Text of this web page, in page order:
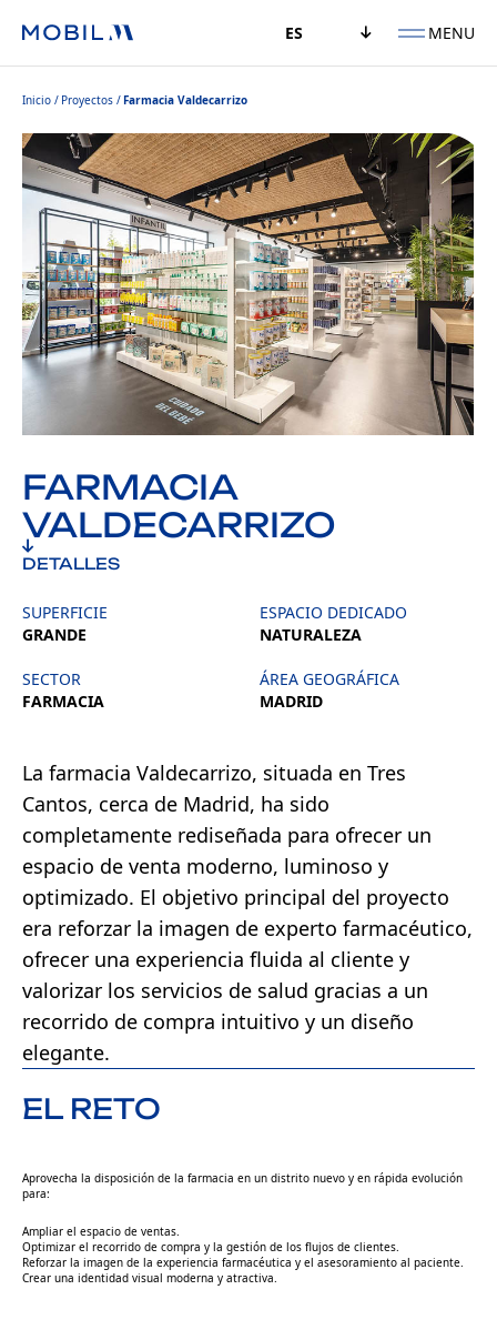
ES MENU
Inicio Proyectos Farmacia Valdecarrizo
FARMACIA
VALDECARRIZO
DETALLES
SUPERFICIE
GRANDE
ESPACIO DEDICADO
NATURALEZA
SECTOR
FARMACIA
ÁREA GEOGRÁFICA
MADRID
La farmacia Valdecarrizo, situada en Tres
Cantos, cerca de Madrid, ha sido
completamente rediseñada para ofrecer un
espacio de venta moderno, luminoso y
optimizado. El objetivo principal del proyecto
era reforzar la imagen de experto farmacéutico,
ofrecer una experiencia fluida al cliente y
valorizar los servicios de salud gracias a un
recorrido de compra intuitivo y un diseño
elegante.
EL RETO
Aprovecha la disposición de la farmacia en un distrito nuevo y en rápida evolución
para:
Ampliar el espacio de ventas.
Optimizar el recorrido de compra y la gestión de los flujos de clientes.
Reforzar la imagen de la experiencia farmacéutica y el asesoramiento al paciente.
Crear una identidad visual moderna y atractiva.